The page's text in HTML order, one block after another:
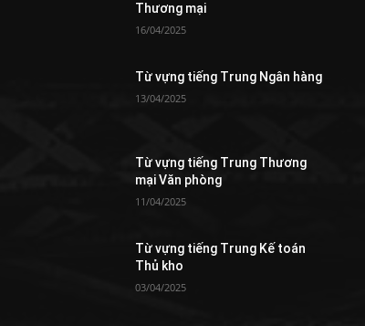
Thương mại
16/04/2025
Từ vựng tiếng Trung Ngân hàng
13/04/2025
Từ vựng tiếng Trung Thương
mại Văn phòng
11/04/2025
Từ vựng tiếng Trung Kế toán
Thủ kho
03/04/2025